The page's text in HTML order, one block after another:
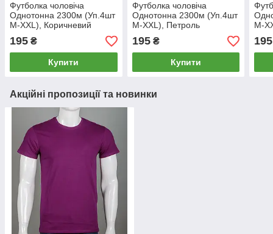
Футболка чоловіча
Однотонна 2300м (Уп.4шт
M-XXL), Коричневий
195 ₴
Купити
Футболка чоловіча
Однотонна 2300м (Уп.4шт
M-XXL), Петроль
195₴
Купити
M-
195
Акційні пропозиції та новинки